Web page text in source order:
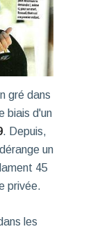
gré dans
biais d'un
. Depuis,
un
45
privée.
les